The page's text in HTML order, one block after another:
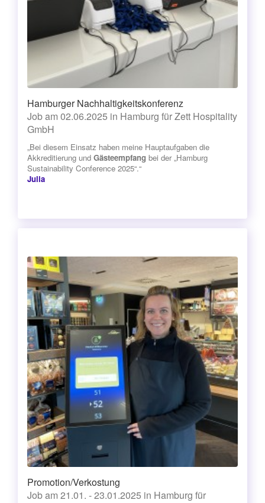
Hamburger Nachhaltigkeitskonferenz
Job am 02.06.2025 in Hamburg für Zett Hospitality
GmbH
„Bei diesem Einsatz haben meine Hauptaufgaben die
Akkreditierung und Gästeempfang bei der „Hamburg
Sustainability Conference 2025“.“
Julia
Promotion/Verkostung
Job am 21.01. - 23.01.2025 in Hamburg für